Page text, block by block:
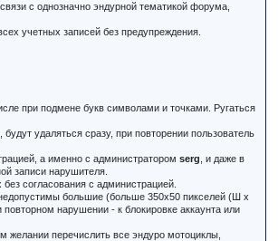
с однозначно эндурной тематикой форума,
учетных записей без предупреждения.
при подмене букв символами и точками. Ругаться
удаляться сразу, при повторении пользователь
а именно с администраторомserg , и даже в
записи нарушителя.
согласования с администрацией.
большие (больше 350x50 пикселей (Ш x
нарушении - к блокировке аккаунта или
желании перечислить все эндуро мотоциклы,